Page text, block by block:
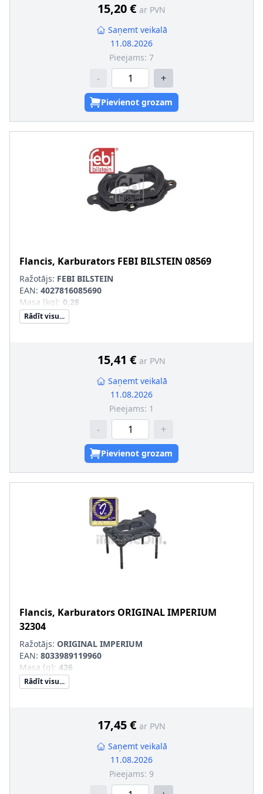
15,20 € ar PVN
Saņemt veikalā
11.08.2026
Pieejams: 7
- +
Pievienot grozam
Flancis, Karburators FEBI BILSTEIN 08569
Ražotājs: FEBI BILSTEIN
EAN: 4027816085690
Masa [kg]: 0,28
Rādīt visu...
15,41 € ar PVN
Saņemt veikalā
11.08.2026
Pieejams: 1
- +
Pievienot grozam
Flancis, Karburators ORIGINAL IMPERIUM
32304
Ražotājs: ORIGINAL IMPERIUM
EAN: 8033989119960
Masa [g]: 426
Rādīt visu...
17,45 € ar PVN
Saņemt veikalā
11.08.2026
Pieejams: 9